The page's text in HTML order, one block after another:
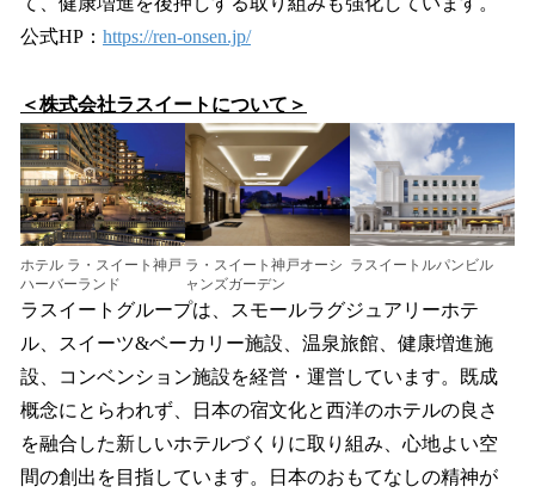
公式HP： https://ren-onsen.jp/
＜株式会社ラスイートについて＞
ホテル ラ・スイート神戸
ハーバーランド
ラ・スイート神戸オーシ
ャンズガーデン
ラスイートルパンビル
ラスイートグループは、スモールラグジュアリーホテ
ル、スイーツ&ベーカリー施設、温泉旅館、健康増進施
設、コンベンション施設を経営・運営しています。既成
概念にとらわれず、日本の宿文化と西洋のホテルの良さ
を融合した新しいホテルづくりに取り組み、心地よい空
間の創出を目指しています。日本のおもてなしの精神が